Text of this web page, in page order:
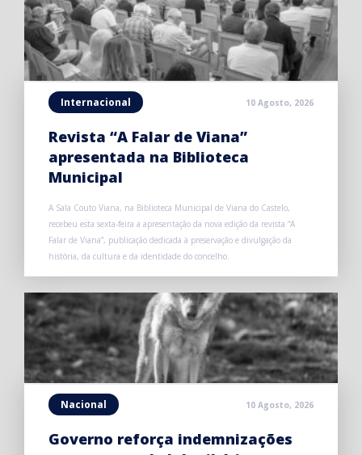
Internacional 10 Agosto, 2026
Revista “A Falar de Viana”
apresentada na Biblioteca
Municipal
A Sala Couto Viana, na Biblioteca Municipal de Viana do Castelo,
recebeu esta sexta-feira a apresentação da nova edição da revista “A
Falar de Viana”, publicação dedicada à preservação e divulgação da
história, da cultura e da identidade do concelho.
Nacional 10 Agosto, 2026
Governo reforça indemnizações